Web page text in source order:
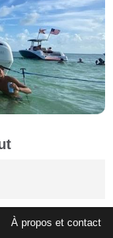
À propos et contact